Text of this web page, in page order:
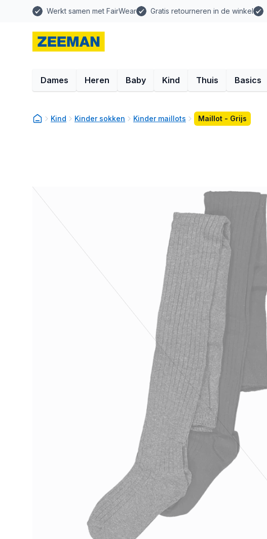
Werkt samen met FairWear Gratis retourneren in de winkel
Dames Heren Baby Kind Thuis Basics
Kind Kinder sokken Kinder maillots Maillot - Grijs